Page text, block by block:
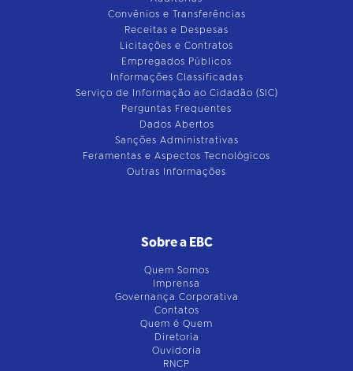
Convênios e Transferências
Receitas e Despesas
Licitações e Contratos
Empregados Públicos
Informações Classificadas
Serviço de Informação ao Cidadão (SIC)
Perguntas Frequentes
Dados Abertos
Sanções Administrativas
Feramentas e Aspectos Tecnológicos
Outras Informações
Sobre a EBC
Quem Somos
Imprensa
Governança Corporativa
Contatos
Quem é Quem
Diretoria
Ouvidoria
RNCP